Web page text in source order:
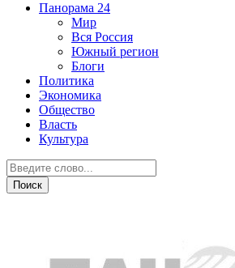
Панорама 24
Мир
Вся Россия
Южный регион
Блоги
Политика
Экономика
Общество
Власть
Культура